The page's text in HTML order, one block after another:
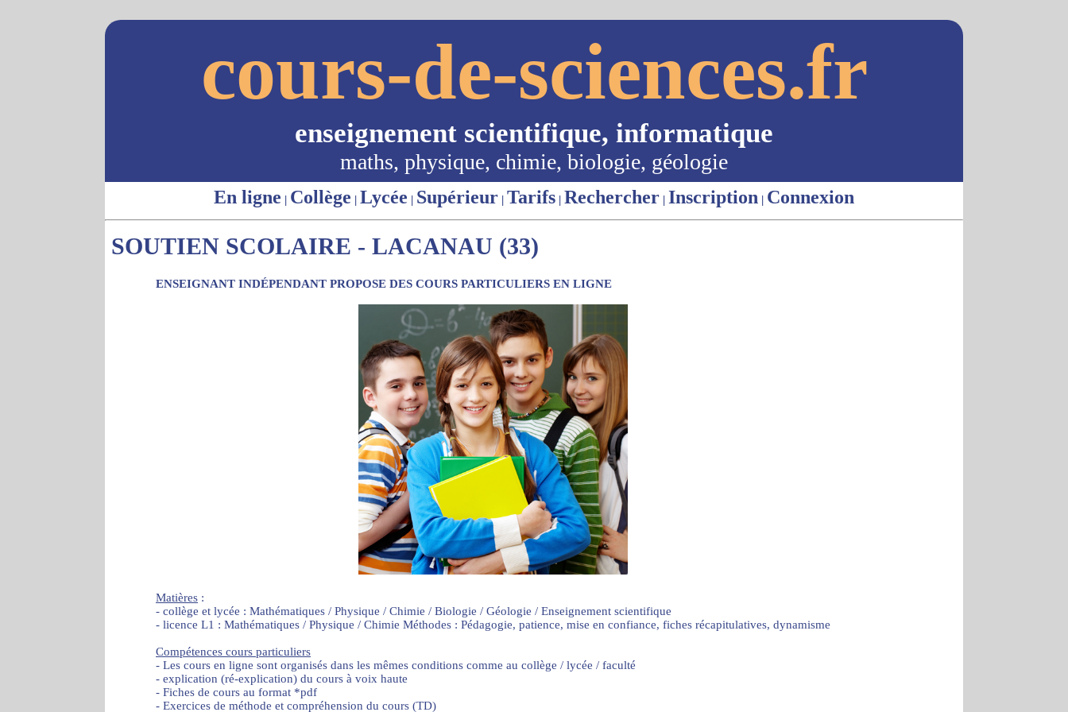
cours-de-sciences.fr
enseignement scientifique, informatique
maths, physique, chimie, biologie, géologie
En ligne | Collège | Lycée | Supérieur | Tarifs | Rechercher | Inscription | Connexion
SOUTIEN SCOLAIRE - LACANAU (33)
ENSEIGNANT INDÉPENDANT PROPOSE DES COURS PARTICULIERS EN LIGNE
Matières :
- collège et lycée : Mathématiques / Physique / Chimie / Biologie / Géologie / Enseignement scientifique
- licence L1 : Mathématiques / Physique / Chimie Méthodes : Pédagogie, patience, mise en confiance, fiches récapitulatives, dynamisme
Compétences cours particuliers
- Les cours en ligne sont organisés dans les mêmes conditions comme au collège / lycée / faculté
- explication (ré-explication) du cours à voix haute
- Fiches de cours au format *pdf
- Exercices de méthode et compréhension du cours (TD)